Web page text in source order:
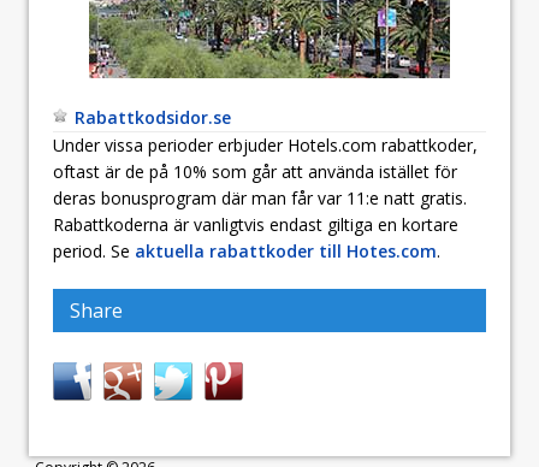
Rabattkodsidor.se
Under vissa perioder erbjuder Hotels.com rabattkoder,
oftast är de på 10% som går att använda istället för
deras bonusprogram där man får var 11:e natt gratis.
Rabattkoderna är vanligtvis endast giltiga en kortare
period. Se aktuella rabattkoder till Hotes.com.
Share